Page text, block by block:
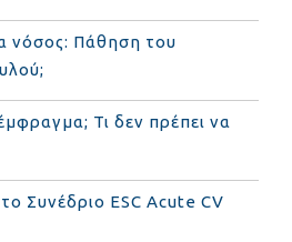
νόσος: Πάθηση του
Τι δεν πρέπει να
Συνέδριο ESC Acute CV